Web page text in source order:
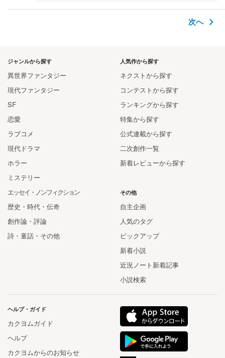
次へ
人気作から探す
ネクストから探す
コンテストから探す
ランキングから探す
特集から探す
公式連載から探す
二次創作一覧
新着レビューから探す
ジャンルから探す
異世界ファンタジー
現代ファンタジー
SF
恋愛
ラブコメ
現代ドラマ
ホラー
ミステリー
エッセイ・ノンフィクション
歴史・時代・伝奇
創作論・評論
詩・童話・その他
その他
自主企画
人気のタグ
ピックアップ
新着小説
近況ノート新着記事
小説検索
ヘルプ・ガイド
カクヨムガイド
ヘルプ
カクヨムからのお知らせ